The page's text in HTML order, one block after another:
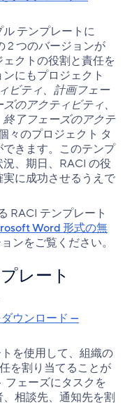
テンプレートに
2 つのバージョンが
クトの役割と責任を
にもプロジェクト
ビティ、計画フェー
のアクティビティ、
了フェーズのアクテ
々のプロジェクト タ
きます。このテンプ
、期日、RACI の役
に成功させるうえで
RACI テンプレート
Word 形式の無
ンをご覧ください。
レート
ウンロード —
を使用して、組織の
を割り当てることが
フェーズにタスクを
相談先、通知先を割